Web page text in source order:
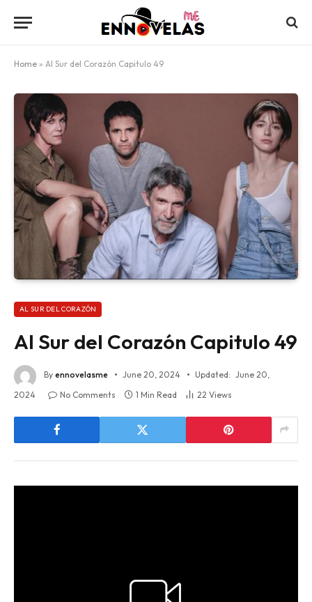
Home » Al Sur del Corazón Capitulo 49
AL SUR DEL CORAZÓN
Al Sur del Corazón Capitulo 49
By ennovelasme June 20, 2024 Updated: June 20,
2024
No Comments 1 Min Read 22 Views